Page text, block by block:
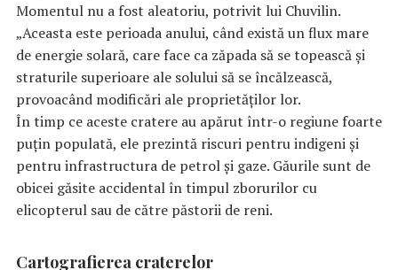
Momentul nu a fost aleatoriu, potrivit lui Chuvilin.
„Aceasta este perioada anului, când există un flux mare
de energie solară, care face ca zăpada să se topească și
straturile superioare ale solului să se încălzească,
provoacând modificări ale proprietăților lor.
În timp ce aceste cratere au apărut într-o regiune foarte
puțin populată, ele prezintă riscuri pentru indigeni și
pentru infrastructura de petrol și gaze. Găurile sunt de
obicei găsite accidental în timpul zborurilor cu
elicopterul sau de către păstorii de reni.
Cartografierea craterelor